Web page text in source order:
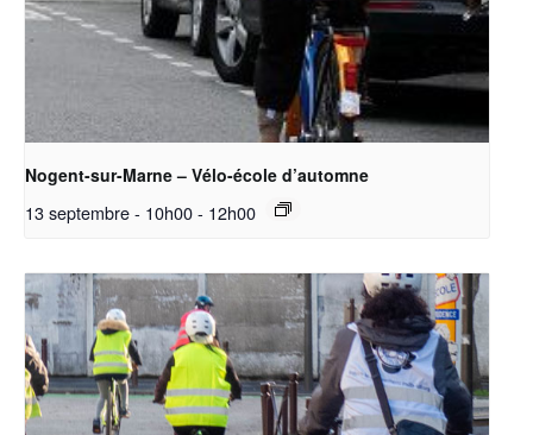
Nogent-sur-Marne – Vélo-école d’automne
13 septembre - 10h00- 12h00